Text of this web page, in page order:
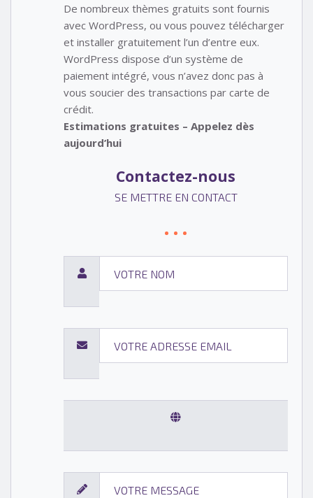
De nombreux thèmes gratuits sont fournis
avec WordPress, ou vous pouvez télécharger
et installer gratuitement l’un d’entre eux.
WordPress dispose d’un système de
paiement intégré, vous n’avez donc pas à
vous soucier des transactions par carte de
crédit.
Estimations gratuites – Appelez dès
aujourd’hui
Contactez-nous
SE METTRE EN CONTACT